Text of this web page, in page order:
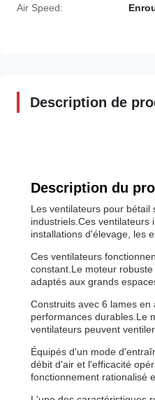
Air Speed:
Description de
Description du
Les ventilateurs pour
industriels.Ces ventilateurs
installations d'élevage, les
Ces ventilateurs
constant.Le moteur
adaptés aux grands
Construits avec 6 lames
performances durables.Le
ventilateurs peuvent
Équipés d'un mode
débit d'air et l'efficacité
fonctionnement rationalisé